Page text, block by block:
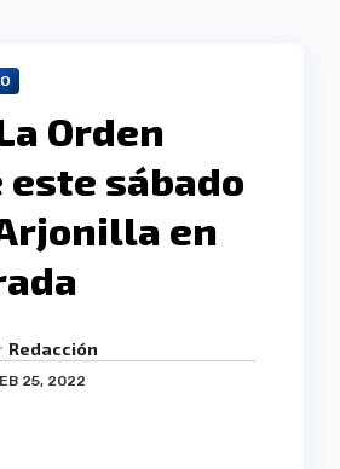
Orden
este sábado
en
Redacción
25, 2022